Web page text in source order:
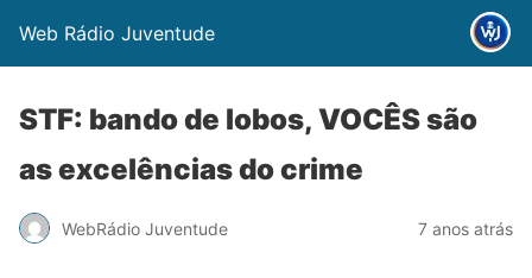
Web Rádio Juventude
STF: bando de lobos, VOCÊS são
as excelências do crime
WebRádio Juventude 7 anos atrás